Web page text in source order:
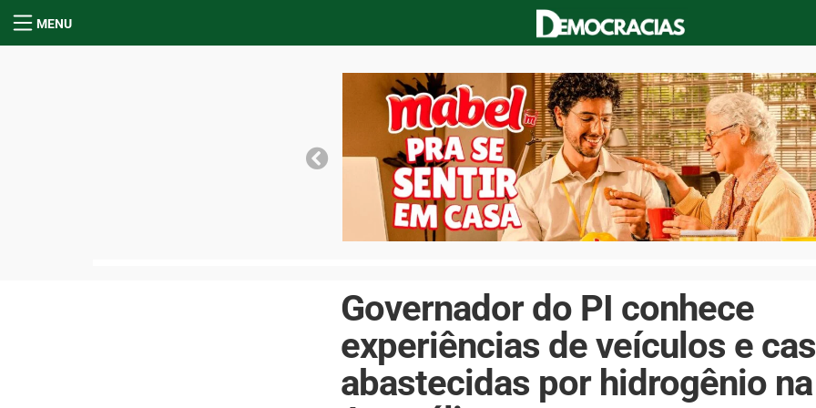
MENU
Governador do PI conhece
experiências de veículos e
abastecidas por hidrogênio na